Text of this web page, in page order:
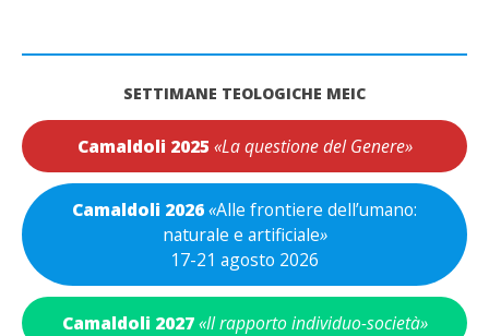
SETTIMANE TEOLOGICHE MEIC
Camaldoli 2025 «La questione del Genere»
Camaldoli 2026«Alle frontiere dell’umano:
naturale e artificiale»
17-21 agosto 2026
Camaldoli 2027 «Il rapporto individuo-società»